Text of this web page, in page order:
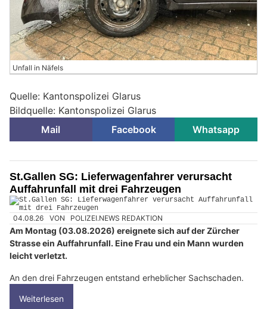
Unfall in Näfels
Quelle: Kantonspolizei Glarus
Bildquelle: Kantonspolizei Glarus
Mail
Facebook Whatsapp
St.Gallen SG: Lieferwagenfahrer verursacht
Auffahrunfall mit drei Fahrzeugen
04.08.26 VON POLIZEI.NEWS REDAKTION
Am Montag (03.08.2026) ereignete sich auf der Zürcher
Strasse ein Auffahrunfall. Eine Frau und ein Mann wurden
leicht verletzt.
An den drei Fahrzeugen entstand erheblicher Sachschaden.
Weiterlesen